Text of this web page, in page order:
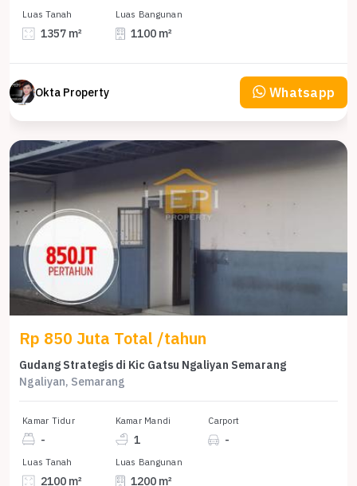
Luas Tanah
1357 m²
Luas Bangunan
1100 m²
Okta Property Whatsapp
Rp 850 Juta Total /tahun
Gudang Strategis di Kic Gatsu Ngaliyan Semarang
Ngaliyan, Semarang
Kamar Tidur
-
Kamar Mandi
1
Carport
-
Luas Tanah
2100 m²
Luas Bangunan
1200 m²